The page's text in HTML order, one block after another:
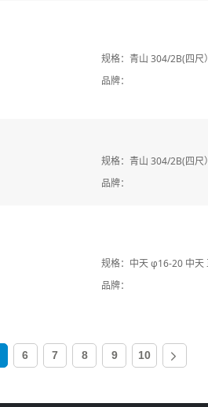
规格：青山 304/2B(四尺）
品牌：
规格：青山 304/2B(四尺）
品牌：
品牌：
(current)
6 7 8 9 10